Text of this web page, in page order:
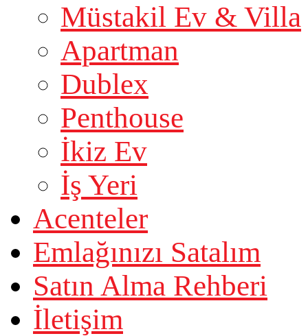
Müstakil Ev & Villa
Apartman
Dublex
Penthouse
İkiz Ev
İş Yeri
Acenteler
Emlağınızı Satalım
Satın Alma Rehberi
İletişim